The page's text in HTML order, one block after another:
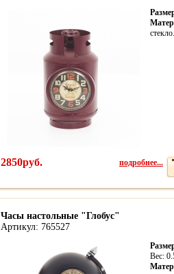
стекло.
2850руб. подробнее...
Часы настольные "Глобус"
Артикул: 765527
Вес: